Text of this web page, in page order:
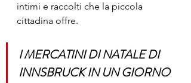
intimi e raccolti che la piccola
cittadina offre.
I MERCATINI DI NATALE DI
INNSBRUCK IN UN GIORNO